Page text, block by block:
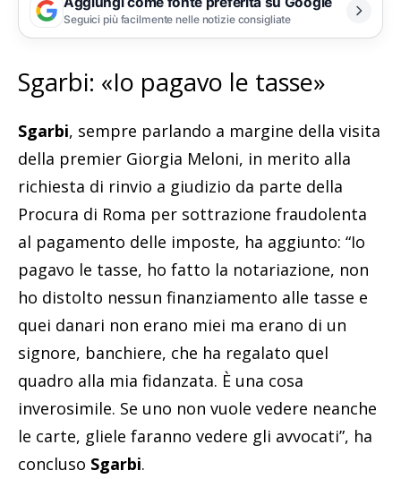
Seguici più facilmente nelle notizie consigliate
Sgarbi: «Io pagavo le tasse»
Sgarbi, sempre parlando a margine della visita
della premier Giorgia Meloni, in merito alla
richiesta di rinvio a giudizio da parte della
Procura di Roma per sottrazione fraudolenta
al pagamento delle imposte, ha aggiunto: “Io
pagavo le tasse, ho fatto la notariazione, non
ho distolto nessun finanziamento alle tasse e
quei danari non erano miei ma erano di un
signore, banchiere, che ha regalato quel
quadro alla mia fidanzata. È una cosa
inverosimile. Se uno non vuole vedere neanche
le carte, gliele faranno vedere gli avvocati”, ha
concluso Sgarbi.